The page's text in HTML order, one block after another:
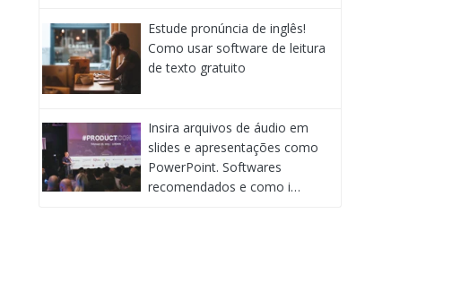
Estude pronúncia de inglês!
Como usar software de leitura
de texto gratuito
Insira arquivos de áudio em
slides e apresentações como
PowerPoint. Softwares
recomendados e como i…